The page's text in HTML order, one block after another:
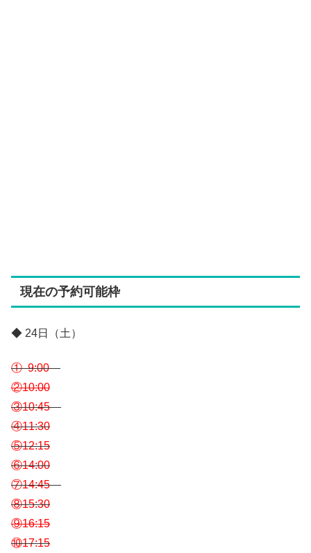
現在の予約可能枠
◆ 24日（土）
① 9:00
②10:00
③10:45
④11:30
⑤12:15
⑥14:00
⑦14:45
⑧15:30
⑨16:15
⑩17:15